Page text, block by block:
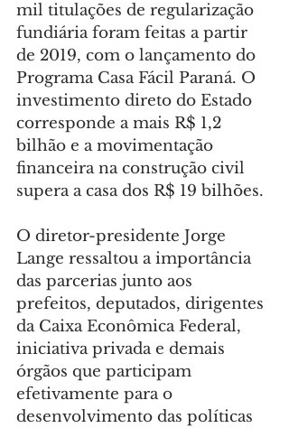
mil titulações de regularização
fundiária foram feitas a partir
de 2019, com o lançamento do
Programa Casa Fácil Paraná. O
investimento direto do Estado
corresponde a mais R$ 1,2
bilhão e a movimentação
financeira na construção civil
supera a casa dos R$ 19 bilhões.
O diretor-presidente Jorge
Lange ressaltou a importância
das parcerias junto aos
prefeitos, deputados, dirigentes
da Caixa Econômica Federal,
iniciativa privada e demais
órgãos que participam
efetivamente para o
desenvolvimento das políticas